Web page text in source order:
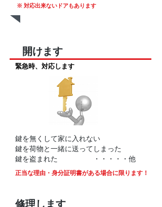
※ 対応出来ないドアもあります
開けます
緊急時、対応します
鍵を無くして家に入れない
鍵を荷物と一緒に送ってしまった
鍵を盗まれた ・・・・・他
正当な理由・身分証明書がある場合に限ります！
修理します